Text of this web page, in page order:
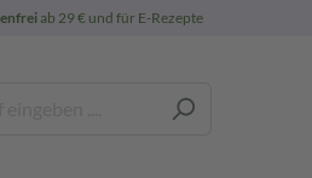
ab 29 € und für E-Rezepte